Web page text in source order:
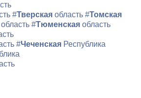
#Тверская область #Томская
область #Тюменская область
#Чеченская Республика